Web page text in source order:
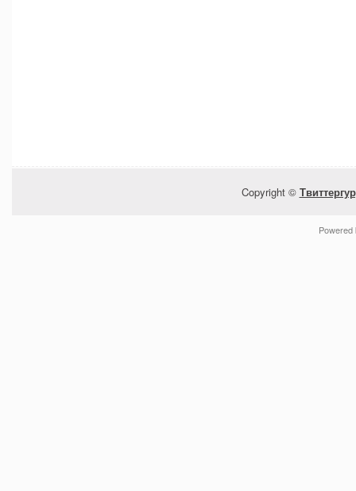
Copyright ©